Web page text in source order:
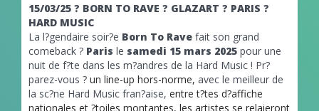
15/03/25 ? BORN TO RAVE ? GLAZART ? PARIS ?
HARD MUSIC
La l?gendaire soir?e Born To Rave fait son grand
comeback ? Paris le samedi 15 mars 2025 pour une
nuit de f?te dans les m?andres de la Hard Music ! Pr?
parez-vous ? un line-up hors-norme, avec le meilleur de
la sc?ne Hard Music fran?aise, entre t?tes d?affiche
nationales et ?toiles montantes, les artistes se relaieront